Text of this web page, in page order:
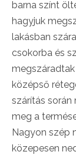
barna színt
hagyjuk
lakásban
csokorba és
középső
szárítás során
meg a
Nagyon szép
közepesen